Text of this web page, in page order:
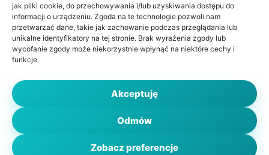
jak pliki cookie, do przechowywania i/lub uzyskiwania dostępu do
informacji o urządzeniu. Zgoda na te technologie pozwoli nam
przetwarzać dane, takie jak zachowanie podczas przeglądania lub
unikalne identyfikatory na tej stronie. Brak wyrażenia zgody lub
wycofanie zgody może niekorzystnie wpłynąć na niektóre cechy i
funkcje.
Akceptuję
Odmów
Zobacz preferencje
Regulamin
Polityka prywatności
© 2026 WiadomościZdrowotne.pl. Wszystkie prawa